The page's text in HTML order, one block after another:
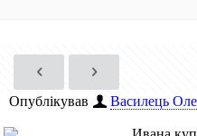
Опублікував Василець